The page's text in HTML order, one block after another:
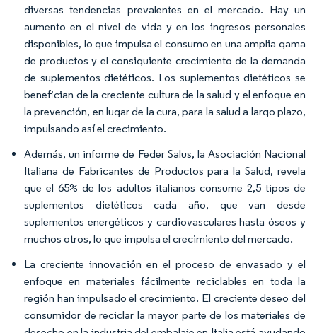
diversas tendencias prevalentes en el mercado. Hay un
aumento en el nivel de vida y en los ingresos personales
disponibles, lo que impulsa el consumo en una amplia gama
de productos y el consiguiente crecimiento de la demanda
de suplementos dietéticos. Los suplementos dietéticos se
benefician de la creciente cultura de la salud y el enfoque en
la prevención, en lugar de la cura, para la salud a largo plazo,
impulsando así el crecimiento.
Además, un informe de Feder Salus, la Asociación Nacional
Italiana de Fabricantes de Productos para la Salud, revela
que el 65% de los adultos italianos consume 2,5 tipos de
suplementos dietéticos cada año, que van desde
suplementos energéticos y cardiovasculares hasta óseos y
muchos otros, lo que impulsa el crecimiento del mercado.
La creciente innovación en el proceso de envasado y el
enfoque en materiales fácilmente reciclables en toda la
región han impulsado el crecimiento. El creciente deseo del
consumidor de reciclar la mayor parte de los materiales de